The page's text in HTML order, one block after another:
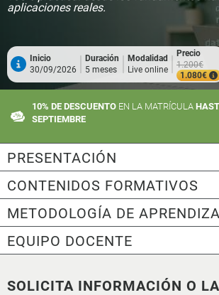
aplicaciones reales.
Inicio
30/09/2026
Duración
5 meses
Modalidad
Live online
Precio
1.200€
1.080€
10% DE DESCUENTO EN LA MATRÍCULA
SEPTIEMBRE
PRESENTACIÓN
CONTENIDOS FORMATIVOS
METODOLOGÍA DE
EQUIPO DOCENTE
SOLICITA INFORMACIÓN O